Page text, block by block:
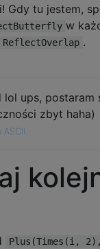
Gdy tu jestem,
w
ReflectOverlap .
lol ups,
zbyt haha)
ASCII
Plus(Times(i,